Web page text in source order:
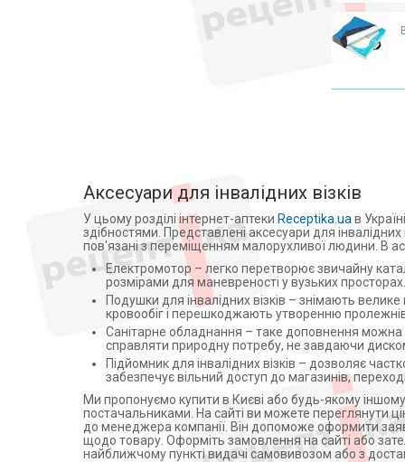
Рециркулятори
Алкотестери (алкометри)
Фізіотерапія
Апарати для електротерапії
Активатори води
Апарати для обличчя
Віброакустичні апарати
Партнерська програма
дозиметри
Стерилізація
Апатари Самоздрав
Центрифуги
Аксесуари для інвалідних візків
У цьому розділі інтернет-аптеки Receptika.ua в
здібностями. Представлені аксесуари для
пов'язані з переміщенням малорухливої людини. В
Електромотор – легко перетворює звичайну
розмірами для маневреності у вузьких просторах.
Подушки для інвалідних візків – знімають
кровообіг і перешкоджають утворенню
Санітарне обладнання – таке доповнення можна
справляти природну потребу, не завдаючи
Підйомник для інвалідних візків – дозволяє
забезпечує вільний доступ до магазинів,
Ми пропонуємо купити в Києві або будь-якому
постачальниками. На сайті ви можете переглянути
до менеджера компанії. Він допоможе оформити
щодо товару. Оформіть замовлення на сайті або
найближчому пункті видачі самовивозом або з